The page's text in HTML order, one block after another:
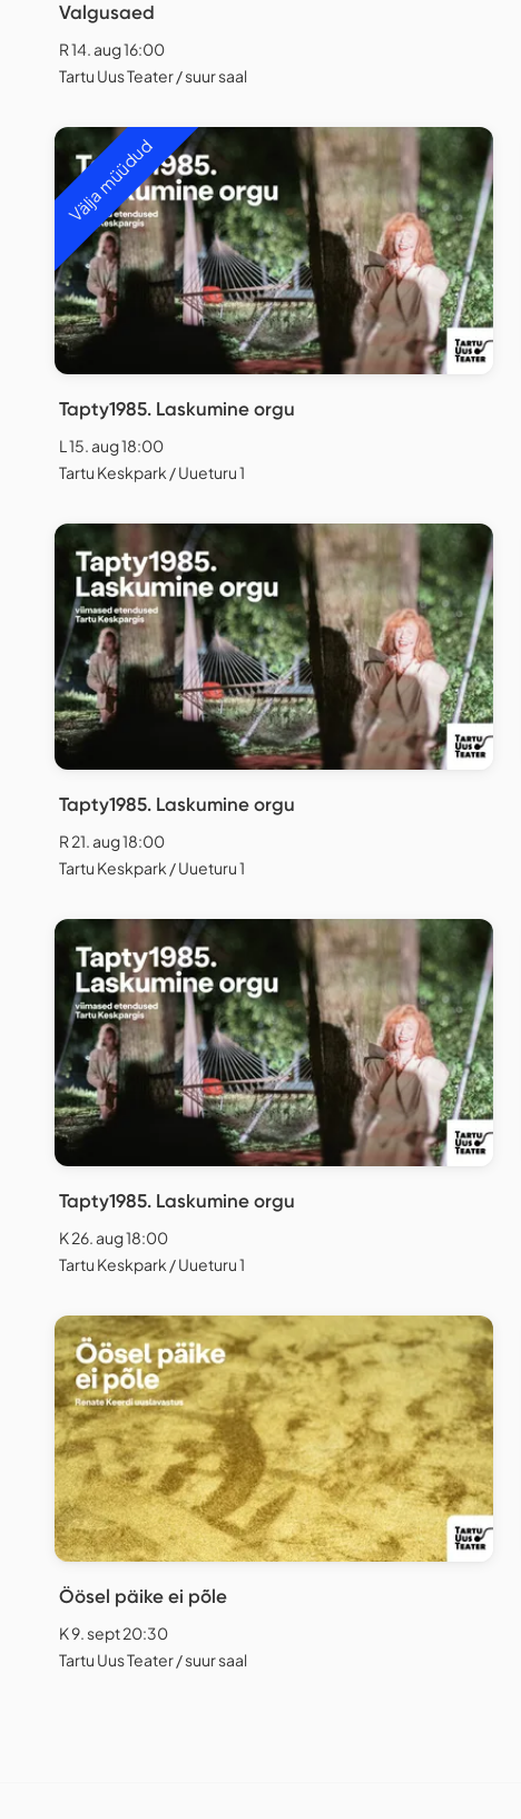
Valgusaed
R 14. aug 16:00
Tartu Uus Teater / suur saal
Välja müüdud
Tapty1985. Laskumine orgu
L 15. aug 18:00
Tartu Keskpark / Uueturu 1
Tapty1985. Laskumine orgu
R 21. aug 18:00
Tartu Keskpark / Uueturu 1
Tapty1985. Laskumine orgu
K 26. aug 18:00
Tartu Keskpark / Uueturu 1
Öösel päike ei põle
K 9. sept 20:30
Tartu Uus Teater / suur saal